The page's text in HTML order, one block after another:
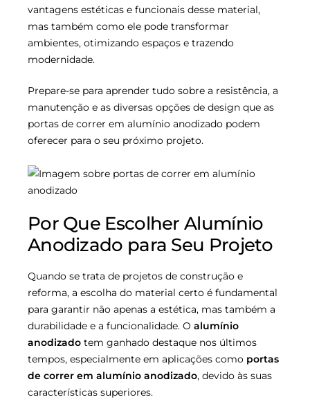
vantagens estéticas e funcionais desse material,
mas também como ele pode transformar
ambientes, otimizando espaços e trazendo
modernidade.
Prepare-se para aprender tudo sobre a resistência, a
manutenção e as diversas opções de design que as
portas de correr em alumínio anodizado podem
oferecer para o seu próximo projeto.
Por Que Escolher Alumínio
Anodizado para Seu Projeto
Quando se trata de projetos de construção e
reforma, a escolha do material certo é fundamental
para garantir não apenas a estética, mas também a
durabilidade e a funcionalidade. O alumínio
anodizado tem ganhado destaque nos últimos
tempos, especialmente em aplicações como portas
de correr em alumínio anodizado, devido às suas
características superiores.